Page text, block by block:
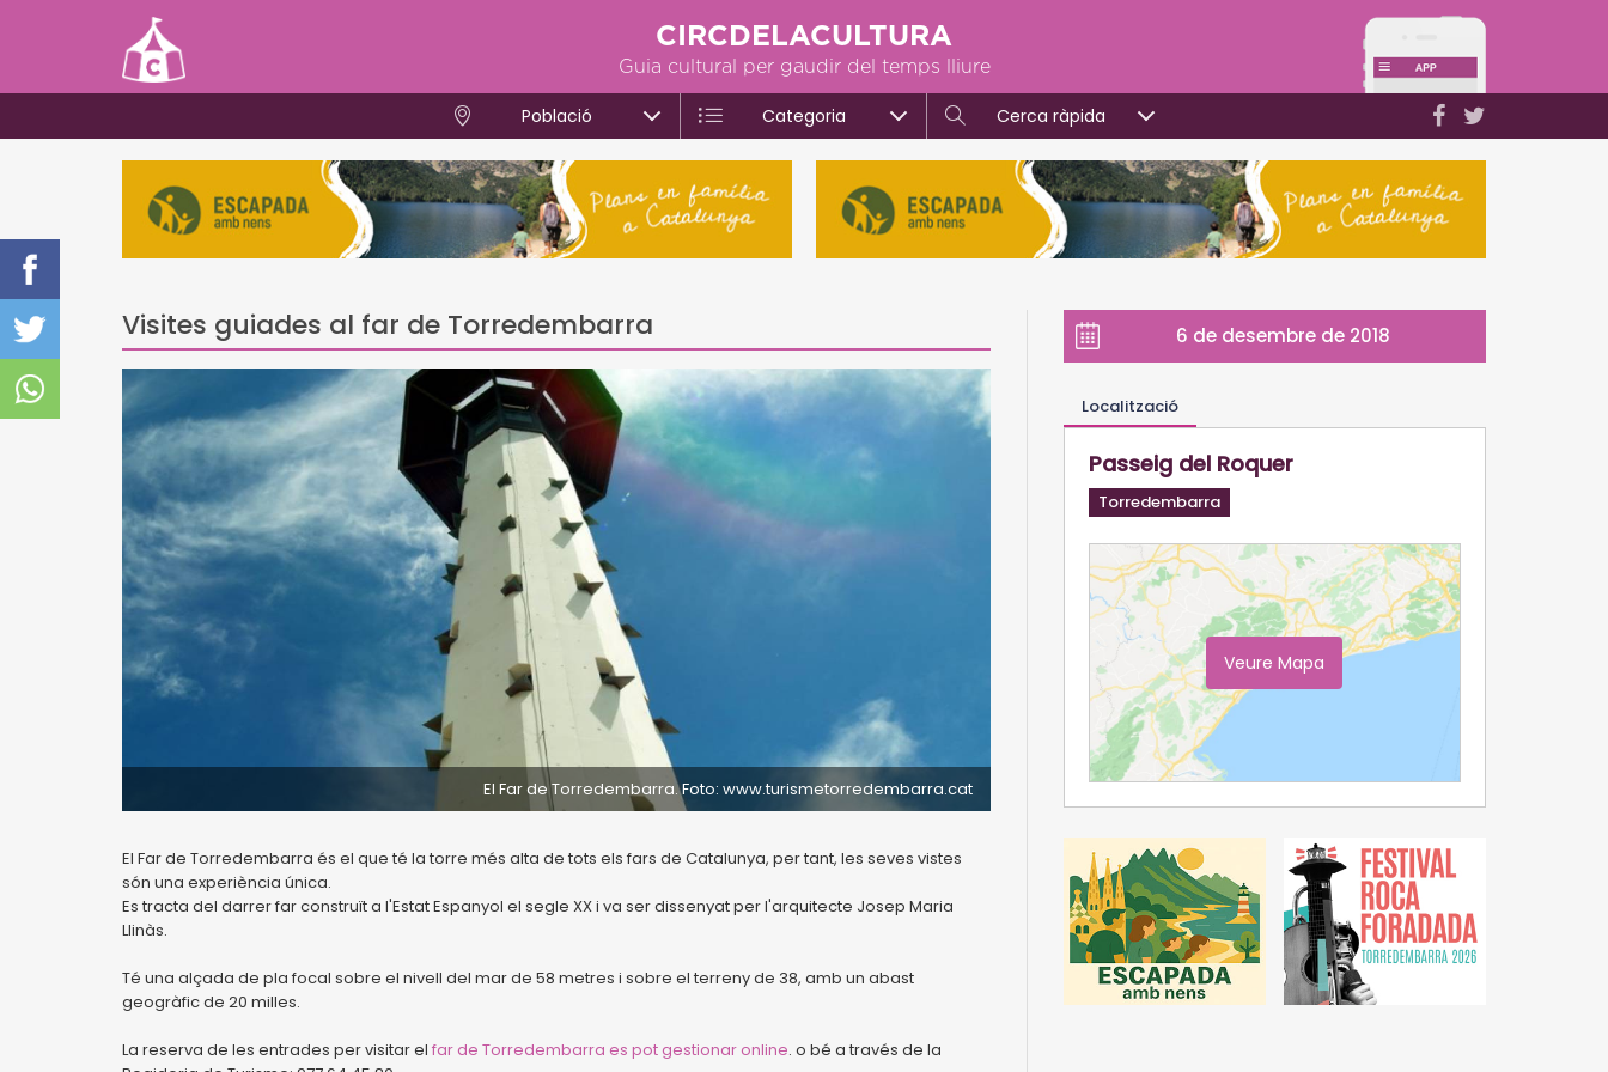
CIRCDELACULTURA
Guia cultural per gaudir del temps lliure
Població Categoria Cerca ràpida
Visites guiades al far de Torredembarra
El Far de Torredembarra. Foto: www.turismetorredembarra.cat
El Far de Torredembarra és el que té la torre més alta de tots els fars de Catalunya, per tant, les seves vistes
són una experiència única.
Es tracta del darrer far construït a l'Estat Espanyol el segle XX i va ser dissenyat per l'arquitecte Josep Maria
Llinàs.
Té una alçada de pla focal sobre el nivell del mar de 58 metres i sobre el terreny de 38, amb un abast
geogràfic de 20 milles.
La reserva de les entrades per visitar el far de Torredembarra es pot gestionar online. o bé a través de la
6 de desembre de 2018
Localització
Passeig del Roquer
Torredembarra
Veure Mapa